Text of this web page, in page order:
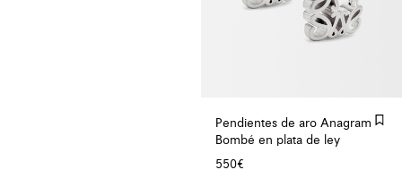
Pendientes de aro Anagram
Bombé en plata de ley
550€